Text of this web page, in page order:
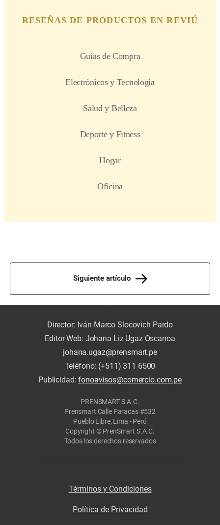
Siguiente artículo
Director: Iván Marco Slocovich Pardo
Editor Web: Johana Liz Ugaz Oscanoa
johana.ugaz@prensmart.pe
Teléfono: (+511) 311 6500
Publicidad:fonoavisos@comercio.com.pe
PRENSMART S.A.C.
Prensmart Calle Paracas #532
Pueblo Libre, Lima - Perú
Copyright © PrenSmart S.A.C.
Todos los derechos reservados
Términos y Condiciones
Política de Privacidad